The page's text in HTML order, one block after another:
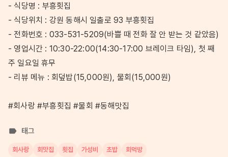
- 식당명 : 부흥횟집
- 식당위치 : 강원 동해시 일출로 93 부흥횟집
- 전화번호 : 033-531-5209(바쁠 때 전화 잘 안 받는 것 같았음)
- 영업시간 : 10:30-22:00(14:30-17:00 브레이크 타임), 첫 째
주 일요일 휴무
- 리뷰 메뉴 : 회덮밥(15,000원), 물회(15,000원)
#회사랑 #부흥횟집 #물회 #동해맛집
태그
회사랑 회맛집 횟집 가성비 초밥 회먹방